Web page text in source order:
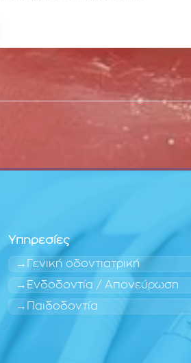
Υπηρεσίες
Γενική οδοντιατρική
Ενδοδοντία / Απονεύρωση
Παιδοδοντία